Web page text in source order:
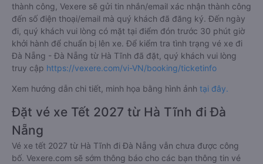
thành công, Vexere sẽ gửi tin nhắn/email xác nhận thành công
đến số điện thoại/email mà quý khách đã đăng ký. Đến ngày
đi, quý khách vui lòng có mặt tại điểm đón trước 30 phút giờ
khởi hành để chuẩn bị lên xe. Để kiểm tra tình trạng vé xe đi
Đà Nẵng - Đà Nẵng từ Hà Tĩnh đã đặt, quý khách vui lòng
truy cập https://vexere.com/vi-VN/booking/ticketinfo
Xem hướng dẫn chi tiết, minh họa bằng hình ảnh tại đây.
Đặt vé xe Tết 2027 từ Hà Tĩnh đi Đà
Nẵng
Vé xe tết 2027 từ Hà Tĩnh đi Đà Nẵng vẫn chưa được công
bố. Vexere.com sẽ sớm thông báo cho các bạn thông tin vé